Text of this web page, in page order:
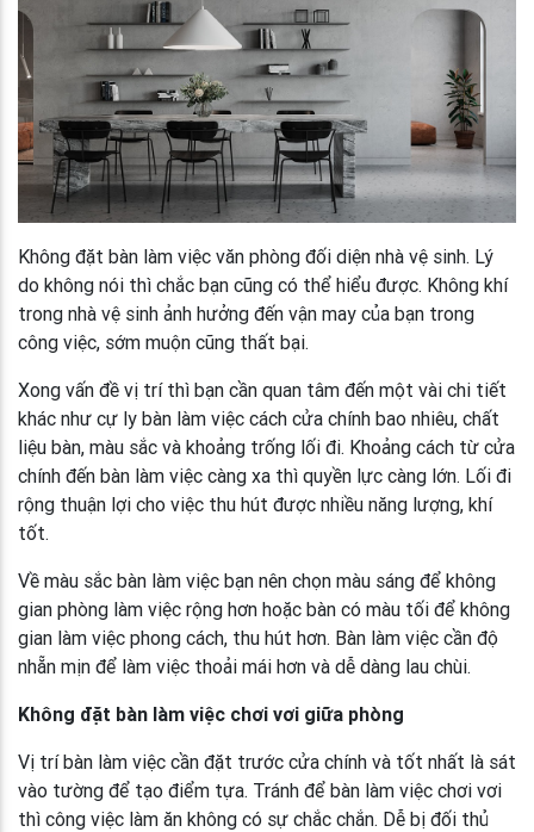
Không đặt bàn làm việc văn phòng đối diện nhà vệ sinh. Lý
do không nói thì chắc bạn cũng có thể hiểu được. Không khí
trong nhà vệ sinh ảnh hưởng đến vận may của bạn trong
công việc, sớm muộn cũng thất bại.
Xong vấn đề vị trí thì bạn cần quan tâm đến một vài chi tiết
khác như cự ly bàn làm việc cách cửa chính bao nhiêu, chất
liệu bàn, màu sắc và khoảng trống lối đi. Khoảng cách từ cửa
chính đến bàn làm việc càng xa thì quyền lực càng lớn. Lối đi
rộng thuận lợi cho việc thu hút được nhiều năng lượng, khí
tốt.
Về màu sắc bàn làm việc bạn nên chọn màu sáng để không
gian phòng làm việc rộng hơn hoặc bàn có màu tối để không
gian làm việc phong cách, thu hút hơn. Bàn làm việc cần độ
nhẵn mịn để làm việc thoải mái hơn và dễ dàng lau chùi.
Không đặt bàn làm việc chơi vơi giữa phòng
Vị trí bàn làm việc cần đặt trước cửa chính và tốt nhất là sát
vào tường để tạo điểm tựa. Tránh để bàn làm việc chơi vơi
thì công việc làm ăn không có sự chắc chắn. Dễ bị đối thủ